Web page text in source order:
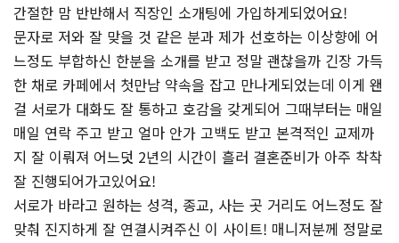
간절한 맘 반반해서 직장인 소개팅에 가입하게되었어요!
문자로 저와 잘 맞을 것 같은 분과 제가 선호하는 이상향에 어
느정도 부합하신 한분을 소개를 받고 정말 괜찮을까 긴장 가득
한 채로 카페에서 첫만남 약속을 잡고 만나게되었는데 이게 왠
걸 서로가 대화도 잘 통하고 호감을 갖게되어 그때부터는 매일
매일 연락 주고 받고 얼마 안가 고백도 받고 본격적인 교제까
지 잘 이뤄져 어느덧 2년의 시간이 흘러 결혼준비가 아주 착착
잘 진행되어가고있어요!
서로가 바라고 원하는 성격, 종교, 사는 곳 거리도 어느정도 잘
맞춰 진지하게 잘 연결시켜주신 이 사이트! 매니저분께 정말로